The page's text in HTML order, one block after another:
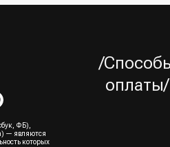
/
оплаты/
ФБ),
— являются
которых